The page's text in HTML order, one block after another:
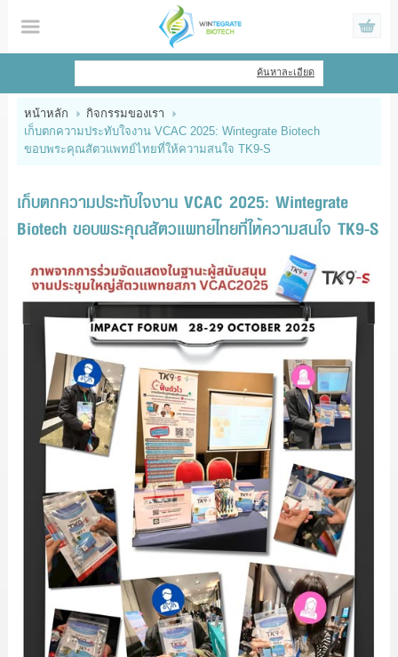
ไทย | English
สินค้าที่สนใจ( 0 )
สินค้า
ข้อมูล
แจ้งชำระเงิน
ค้นหาละเอียด
หน้าหลัก
กิจกรรมของเรา
เก็บตกความประทับใจงาน VCAC 2025: Wintegrate Biotech
ขอบพระคุณสัตวแพทย์ไทยที่ให้ความสนใจ TK9-S
เก็บตกความประทับใจงาน VCAC 2025: Wintegrate
Biotech ขอบพระคุณสัตวแพทย์ไทยที่ให้ความสนใจ TK9-S